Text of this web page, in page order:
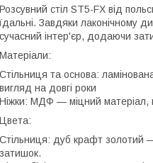
Розсувний стіл ST5-FX від
їдальні. Завдяки лаконічному
сучасний інтер'єр, додаючи
Матеріали:
Стільниця та основа:
вигляд на довгі роки
Ніжки: МДФ — міцний матеріал, що
Цвета:
Стільниця: дуб крафт золотий
затишок.